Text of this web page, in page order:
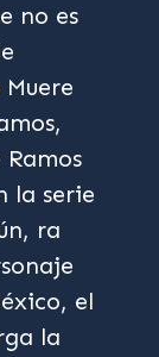
no es
Muere
la serie
ra
el
la